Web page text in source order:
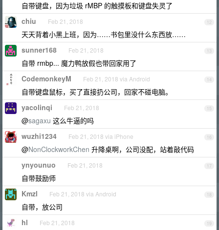
自带键盘，因为垃圾 rMBP 的触摸板和键盘失灵了
12
chiu Feb 21, 2018
天天背着小黑上班，因为……书包里没什么东西放……
13
sunner168 Feb 21, 2018
自带 rmbp... 魔力鸭放假也带回家用了
14
CodemonkeyM Feb 21, 2018 via Android
自带键盘鼠标，买了直接扔公司，回家不碰电脑。
15
yacolinqi Feb 21, 2018
@sagaxu 这么牛逼的吗
16
wuzhi1234 Feb 21, 2018 via iPhone
@NonClockworkChen 升降桌啊，公司没配，站着敲代码
17
ynyounuo Feb 21, 2018
自带鼓励师
18
Kmzl Feb 21, 2018 via Android
自带，放公司
19
hl Feb 21, 2018